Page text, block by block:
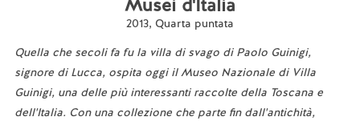
Musei d'Italia
2013, Quarta puntata
Quella che secoli fa fu la villa di svago di Paolo Guinigi,
signore di Lucca, ospita oggi il Museo Nazionale di Villa
Guinigi, una delle più interessanti raccolte della Toscana e
dell'Italia. Con una collezione che parte fin dall'antichità,